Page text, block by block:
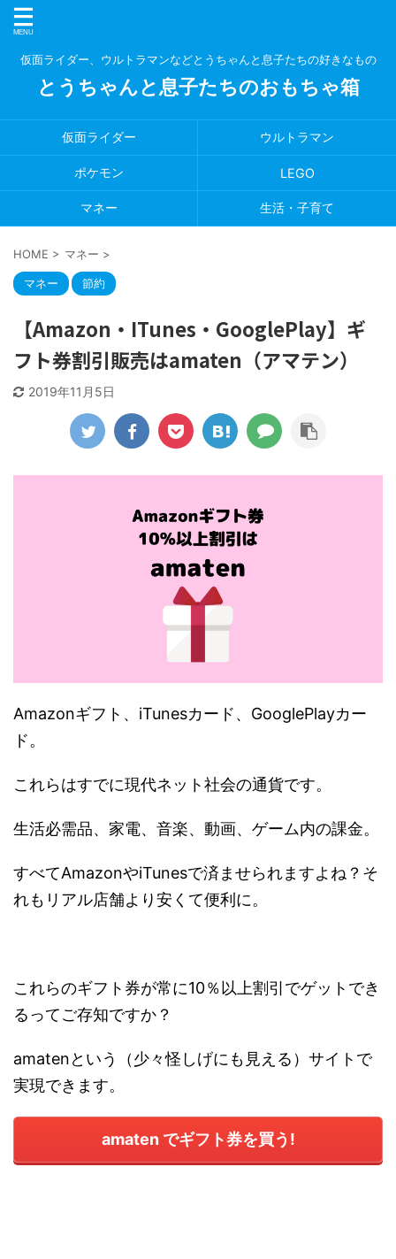
仮面ライダー、ウルトラマンなどとうちゃんと息子たちの好きなもの
とうちゃんと息子たちのおもちゃ箱
仮面ライダー ウルトラマン
ポケモン LEGO
マネー 生活・子育て
HOME > マネー >
マネー 節約
【Amazon・ITunes・GooglePlay】ギ
フト券割引販売はamaten（アマテン）
2019年11月5日
Amazonギフト、iTunesカード、GooglePlayカー
ド。
これらはすでに現代ネット社会の通貨です。
生活必需品、家電、音楽、動画、ゲーム内の課金。
すべてAmazonやiTunesで済ませられますよね？そ
れもリアル店舗より安くて便利に。
これらのギフト券が常に10％以上割引でゲットでき
るってご存知ですか？
amatenという（少々怪しげにも見える）サイトで
実現できます。
amaten でギフト券を買う!